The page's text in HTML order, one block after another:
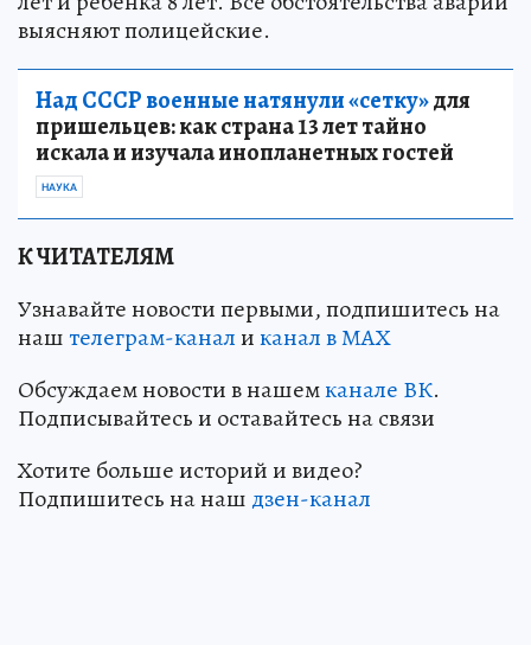
выясняют полицейские.
Над СССР военные натянули «сетку»для
пришельцев: как страна 13 лет тайно
искала и изучала инопланетных гостей
НАУКА
К ЧИТАТЕЛЯМ
Узнавайте новости первыми, подпишитесь на
наштелеграм-каналиканал в МАХ
Обсуждаем новости в нашемканале ВК.
Подписывайтесь и оставайтесь на связи
Хотите больше историй и видео?
Подпишитесь на наш дзен-канал